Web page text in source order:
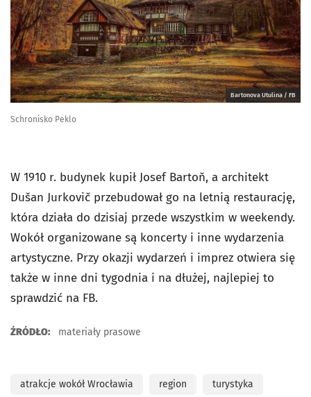
Bartonova Utulina / FB
Schronisko Peklo
W 1910 r. budynek kupił Josef Bartoň, a architekt
Dušan Jurkovič przebudował go na letnią restaurację,
która działa do dzisiaj przede wszystkim w weekendy.
Wokół organizowane są koncerty i inne wydarzenia
artystyczne. Przy okazji wydarzeń i imprez otwiera się
także w inne dni tygodnia i na dłużej, najlepiej to
sprawdzić na FB.
ŹRÓDŁO: materiały prasowe
atrakcje wokół Wrocławia region turystyka